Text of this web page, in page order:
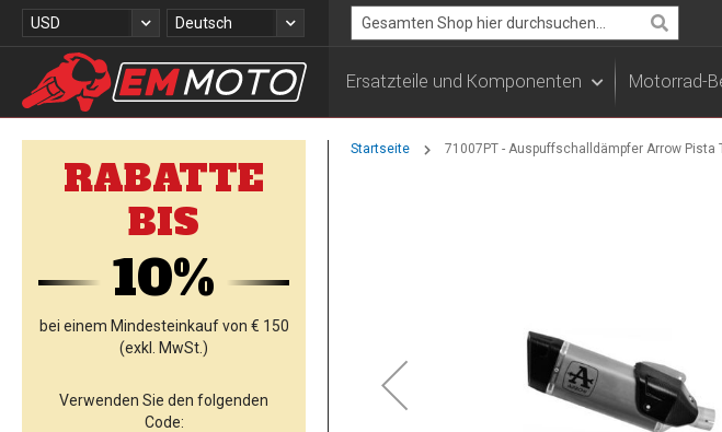
Zum
Inhalt
Währung
USD Sprache
Deutsch
Search
Ersatzteile und Komponenten Motorrad-
Startseite 71007PT - Auspuffschalldämpfer Arrow Pista
RABATTE
BIS
10%
bei einem Mindesteinkauf von € 150
(exkl. MwSt.)
Verwenden Sie den folgenden
Code: